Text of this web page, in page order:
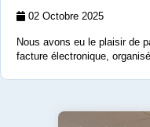
02 Octobre 2025
Nous avons eu le plaisir de
facture électronique,